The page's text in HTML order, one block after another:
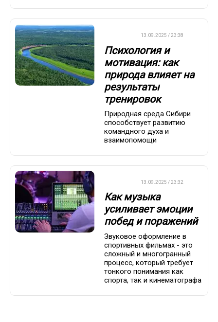
13.09.2025 / 23:38
Психология и
мотивация: как
природа влияет на
результаты
тренировок
Природная среда Сибири
способствует развитию
командного духа и
взаимопомощи
13.09.2025 / 23:32
Как музыка
усиливает эмоции
побед и поражений
Звуковое оформление в
спортивных фильмах - это
сложный и многогранный
процесс, который требует
тонкого понимания как
спорта, так и кинематографа